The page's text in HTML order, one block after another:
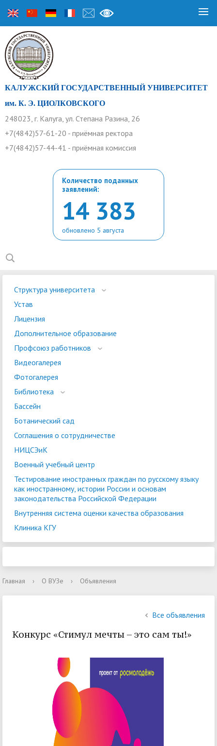
КАЛУЖСКИЙ ГОСУДАРСТВЕННЫЙ УНИВЕРСИТЕТ
им. К. Э. ЦИОЛКОВСКОГО
248023, г. Калуга, ул. Степана Разина, 26
+7(4842)57-61-20 - приёмная ректора
+7(4842)57-44-41 - приёмная комиссия
Количество поданных
заявлений:
14 383
обновлено 5 августа
Структура университета
Устав
Лицензия
Дополнительное образование
Профсоюз работников
Видеогалерея
Фотогалерея
Библиотека
Бассейн
Ботанический сад
Соглашения о сотрудничестве
НИЦСЭиК
Военный учебный центр
Тестирование иностранных граждан по русскому языку
как иностранному, истории России и основам
законодательства Российской Федерации
Внутренняя система оценки качества образования
Клиника КГУ
Главная › О ВУЗе › Объявления
Все объявления
Конкурс «Стимул мечты – это сам ты!»